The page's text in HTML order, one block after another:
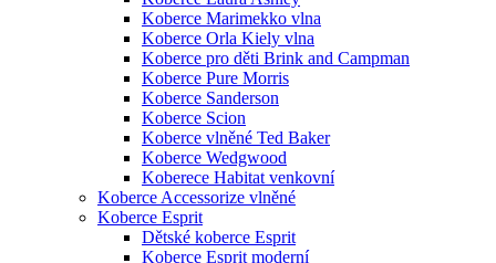
Koberce Marimekko vlna
Koberce Orla Kiely vlna
Koberce pro děti Brink and Campman
Koberce Pure Morris
Koberce Sanderson
Koberce Scion
Koberce vlněné Ted Baker
Koberce Wedgwood
Koberece Habitat venkovní
Koberce Accessorize vlněné
Koberce Esprit
Dětské koberce Esprit
Koberce Esprit moderní